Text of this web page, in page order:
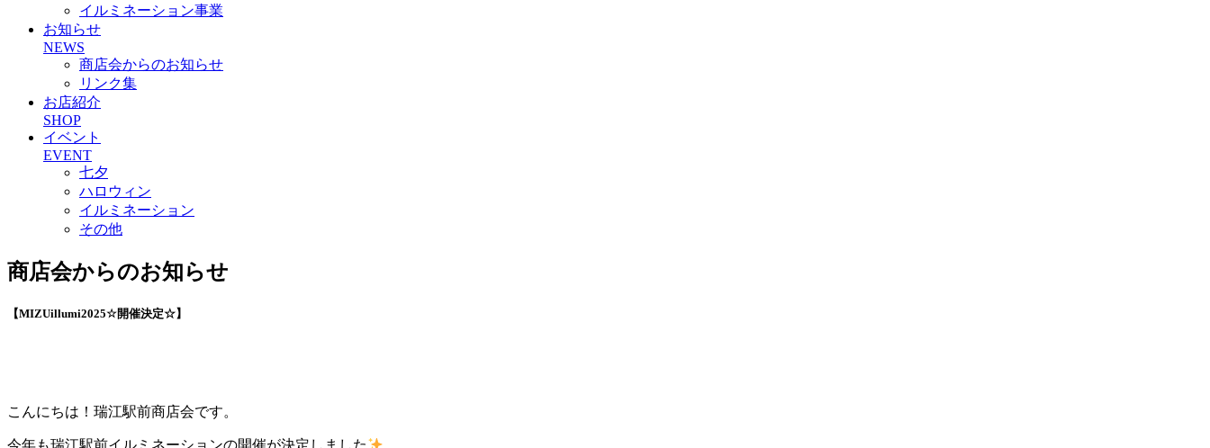
イルミネーション事業
お知らせ
NEWS
商店会からのお知らせ
リンク集
お店紹介
SHOP
イベント
EVENT
七夕
ハロウィン
イルミネーション
その他
商店会からのお知らせ
【MIZUillumi2025☆開催決定☆】
こんにちは！瑞江駅前商店会です。